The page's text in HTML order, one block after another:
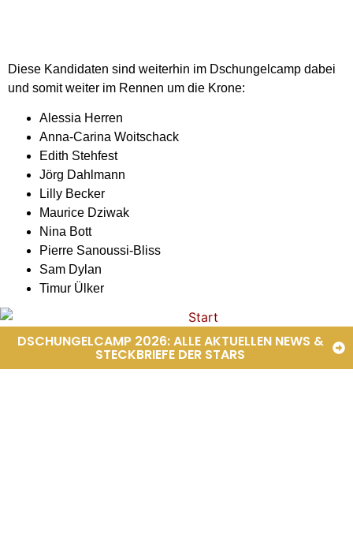
Diese Kandidaten sind weiterhin im Dschungelcamp dabei
und somit weiter im Rennen um die Krone:
Alessia Herren
Anna-Carina Woitschack
Edith Stehfest
Jörg Dahlmann
Lilly Becker
Maurice Dziwak
Nina Bott
Pierre Sanoussi-Bliss
Sam Dylan
Timur Ülker
DSCHUNGELCAMP 2026: ALLE AKTUELLEN NEWS &
STECKBRIEFE DER STARS